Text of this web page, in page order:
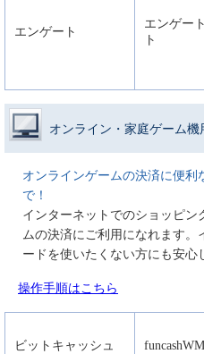
エンゲート
エンゲー
ト
オンライン・家庭ゲーム機
オンラインゲームの決済に便利
で！
インターネットでのショッピン
ムの決済にご利用になれます。
ードを使いたくない方にも安心
操作手順はこちら
ビットキャッシュ funcashWM